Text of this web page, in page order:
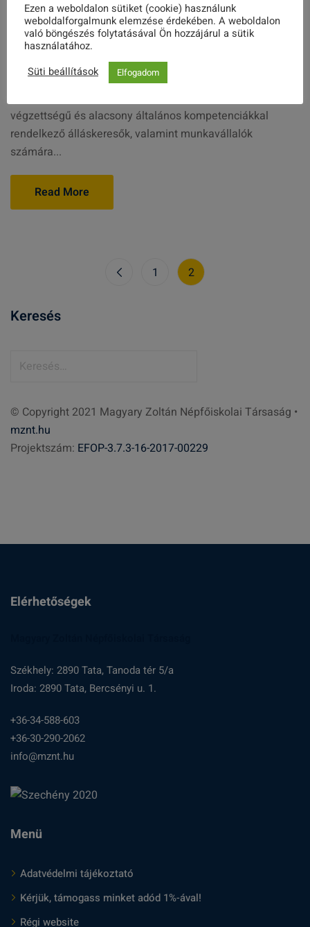
2019. FEBRUÁR 06.
MZNT Felnőttképzési centrum Tata
végzettségű és alacsony általános kompetenciákkal
rendelkező álláskeresők, valamint munkavállalók
számára...
Read More
1 2
Keresés
e
s
é
© Copyright 2021 Magyary Zoltán Népfőiskolai Társaság •
mznt.hu
Projektszám: EFOP-3.7.3-16-2017-00229
Elérhetőségek
Székhely: 2890 Tata, Tanoda tér 5/a
Iroda: 2890 Tata, Bercsényi u. 1.
+36-34-588-603
+36-30-290-2062
info@mznt.hu
Menü
Adatvédelmi tájékoztató
Kérjük, támogass minket adód 1%-ával!
Régi website
Ezen a weboldalon sütiket (cookie) használunk
weboldalforgalmunk elemzése érdekében. A weboldalon
való böngészés folytatásával Ön hozzájárul a sütik
használatához.
Süti beállítások
Elfogadom